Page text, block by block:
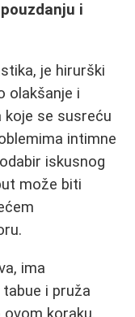
i
je hirurški
olakšanje i
se susreću
intimne
iskusnog
može biti
ima
i pruža